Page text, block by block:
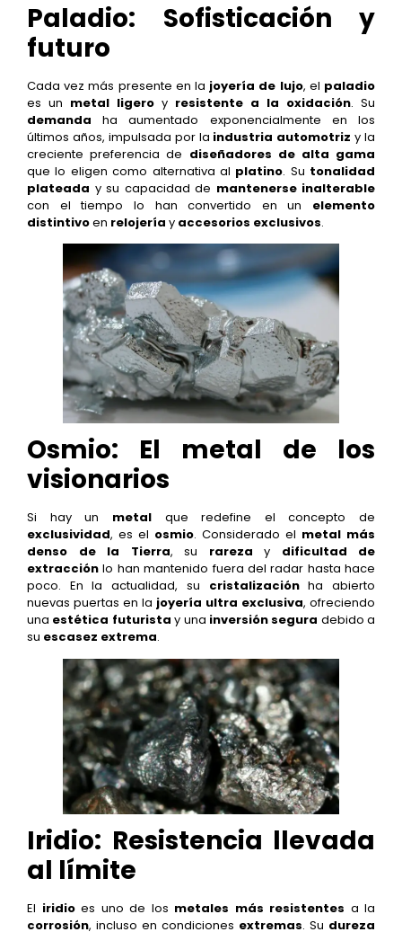
Paladio: Sofisticación y
futuro
Cada vez más presente en la joyería de lujo, el paladio
es un metal ligero y resistente a la oxidación. Su
demanda ha aumentado exponencialmente en los
últimos años, impulsada por la industria automotriz y la
creciente preferencia de diseñadores de alta gama
que lo eligen como alternativa al platino. Su tonalidad
plateada y su capacidad de mantenerse inalterable
con el tiempo lo han convertido en un elemento
distintivoen relojería y accesorios exclusivos.
Osmio: El metal de los
visionarios
Si hay un metalque redefine el concepto de
exclusividad, es el osmio. Considerado el metal más
denso de la Tierra, su rareza y dificultad de
extracción lo han mantenido fuera del radar hasta hace
poco. En la actualidad, su cristalizaciónha abierto
nuevas puertas en la joyería ultra exclusiva, ofreciendo
una estética futurista y una inversión segura debido a
su escasez extrema.
Iridio: Resistencia llevada
al límite
El iridioes uno de los metales más resistentes a la
corrosión, incluso en condiciones extremas. Su dureza